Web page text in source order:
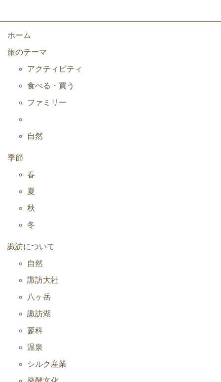
ホーム
旅のテーマ
アクティビティ
食べる・買う
ファミリー
自然
季節
春
夏
秋
冬
諏訪について
自然
諏訪大社
八ヶ岳
諏訪湖
蓼科
温泉
シルク産業